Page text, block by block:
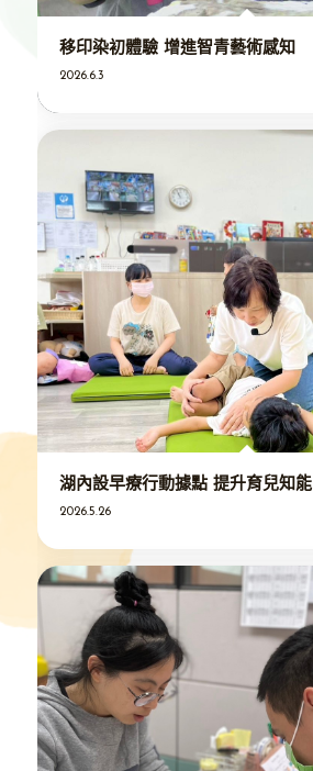
移印染初體驗 增進智青藝術感知
2026.6.3
湖內設早療行動據點 提升育兒知能
2026.5.26